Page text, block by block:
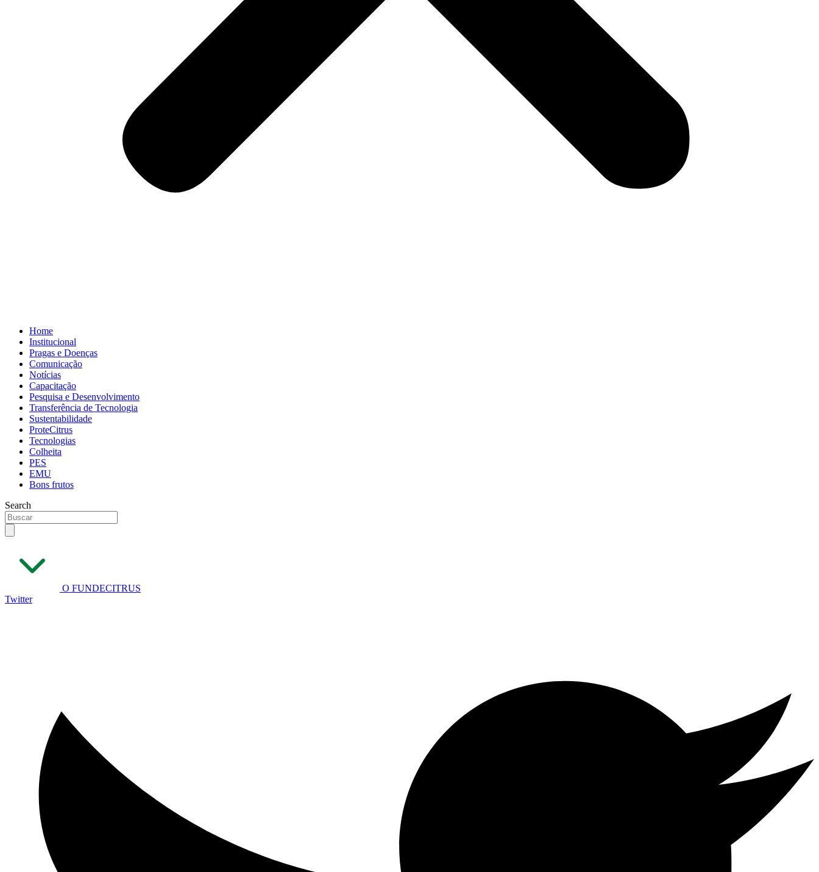
Home
Institucional
Pragas e Doenças
Comunicação
Notícias
Capacitação
Pesquisa e Desenvolvimento
Transferência de Tecnologia
Sustentabilidade
ProteCitrus
Tecnologias
Colheita
PES
EMU
Bons frutos
Search
O FUNDECITRUS
Twitter